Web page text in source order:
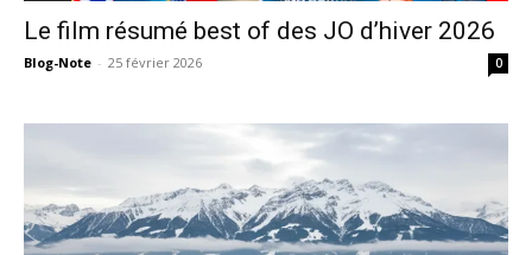
Le film résumé best of des JO d’hiver 2026
Blog-Note - 25 février 2026 0